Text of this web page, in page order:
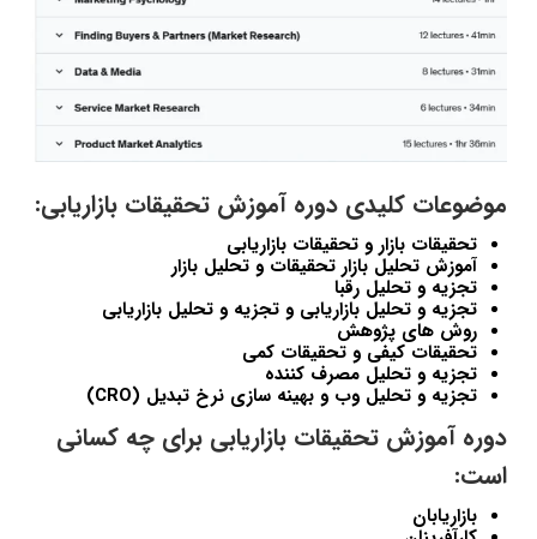
موضوعات کلیدی دوره آموزش تحقیقات بازاریابی:
تحقیقات بازار و تحقیقات بازاریابی
آموزش تحلیل بازار تحقیقات و تحلیل بازار
تجزیه و تحلیل رقبا
تجزیه و تحلیل بازاریابی و تجزیه و تحلیل بازاریابی
روش های پژوهش
تحقیقات کیفی و تحقیقات کمی
تجزیه و تحلیل مصرف کننده
تجزیه و تحلیل وب و بهینه سازی نرخ تبدیل (CRO)
دوره آموزش تحقیقات بازاریابی برای چه کسانی
است:
بازاریابان